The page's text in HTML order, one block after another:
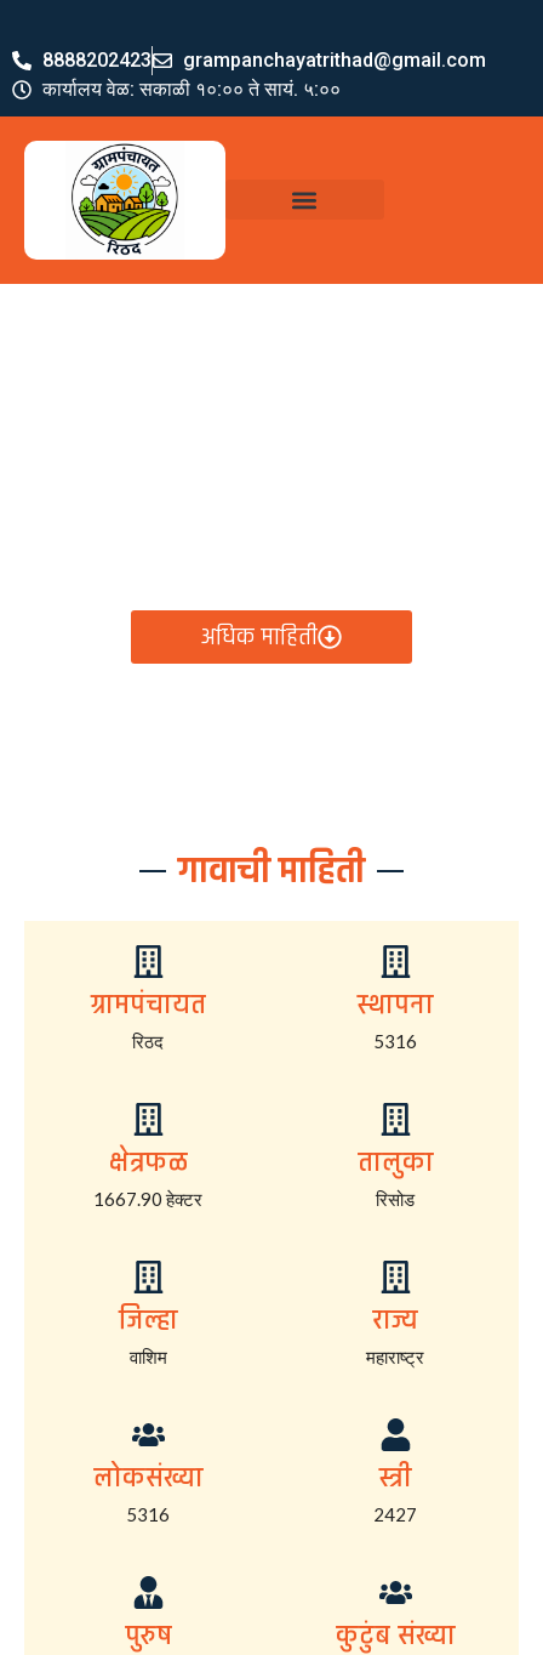
8888202423
grampanchayatrithad@gmail.com
कार्यालय वेळ: सकाळी १०:०० ते सायं. ५:००
अधिक माहिती
गावाची माहिती
ग्रामपंचायत
रिठद
स्थापना
5316
क्षेत्रफळ
1667.90 हेक्टर
तालुका
रिसोड
जिल्हा
वाशिम
राज्य
महाराष्ट्र
लोकसंख्या
5316
स्त्री
2427
पुरुष कुटुंब संख्या